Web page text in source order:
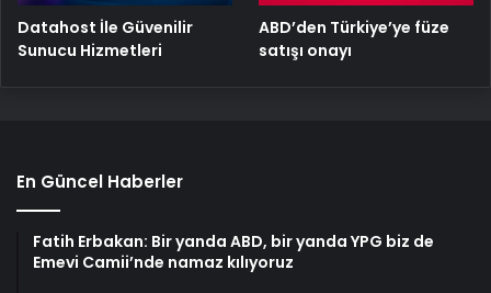
Datahost İle Güvenilir
Sunucu Hizmetleri
ABD’den Türkiye’ye füze
satışı onayı
En Güncel Haberler
Fatih Erbakan: Bir yanda ABD, bir yanda YPG biz de
Emevi Camii’nde namaz kılıyoruz